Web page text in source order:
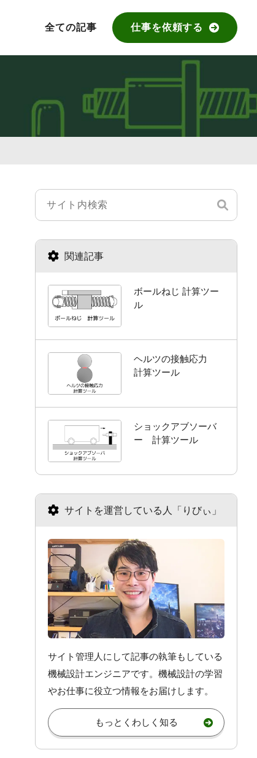
全ての記事 仕事を依頼する
関連記事
ボールねじ 計算ツー
ル
ヘルツの接触応力
計算ツール
ショックアブソーバ
ー 計算ツール
サイトを運営している人「りびぃ」
サイト管理人にして記事の執筆もしている
機械設計エンジニアです。機械設計の学習
やお仕事に役立つ情報をお届けします。
もっとくわしく知る